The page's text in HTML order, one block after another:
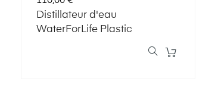
Distillateur d'eau
WaterForLife Plastic